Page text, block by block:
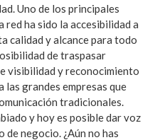
Uno de los principales
ha sido la accesibilidad a
calidad y alcance para todo
de traspasar
visibilidad y reconocimiento
las grandes empresas que
tradicionales.
y hoy es posible dar voz
negocio. ¿Aún no has